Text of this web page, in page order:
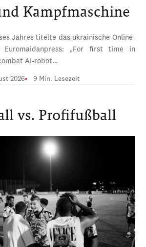
Kampfmaschine
Jahres titelte das ukrainische Online-
Euromaidanpress: „For first time in
AI-robot…
2026 9 Min. Lesezeit
vs. Profifußball